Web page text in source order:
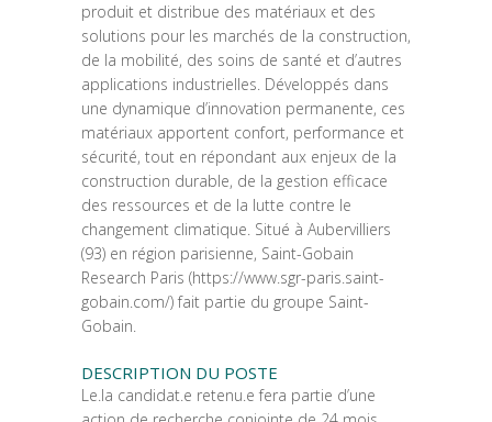
produit et distribue des matériaux et des
solutions pour les marchés de la construction,
de la mobilité, des soins de santé et d’autres
applications industrielles. Développés dans
une dynamique d’innovation permanente, ces
matériaux apportent confort, performance et
sécurité, tout en répondant aux enjeux de la
construction durable, de la gestion efficace
des ressources et de la lutte contre le
changement climatique. Situé à Aubervilliers
(93) en région parisienne, Saint-Gobain
Research Paris (https://www.sgr-paris.saint-
gobain.com/) fait partie du groupe Saint-
Gobain.
DESCRIPTION DU POSTE
Le.la candidat.e retenu.e fera partie d’une